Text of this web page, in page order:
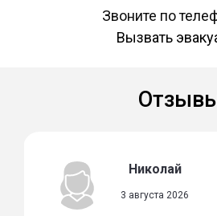
Звоните по
Вызвать
Николай
3 августа 2026